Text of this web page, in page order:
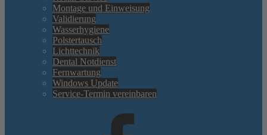
Montage und Einweisung
Validierung
Wasserhygiene
Polstertausch
Lichttechnik
Dental Notdienst
Fernwartung
Windows Update
Service-Termin vereinbaren